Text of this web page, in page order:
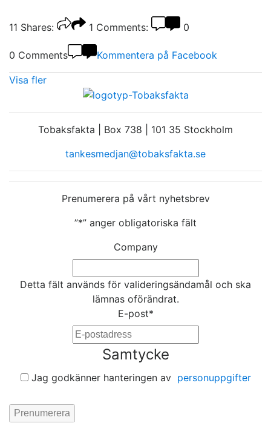
11 Shares: 1 Comments: 0
0 Comments Kommentera på Facebook
Visa fler
Tobaksfakta | Box 738 | 101 35 Stockholm
tankesmedjan@tobaksfakta.se
Prenumerera på vårt nyhetsbrev
”*” anger obligatoriska fält
Company
Detta fält används för valideringsändamål och ska
lämnas oförändrat.
E-post*
Samtycke
Jag godkänner hanteringen av personuppgifter